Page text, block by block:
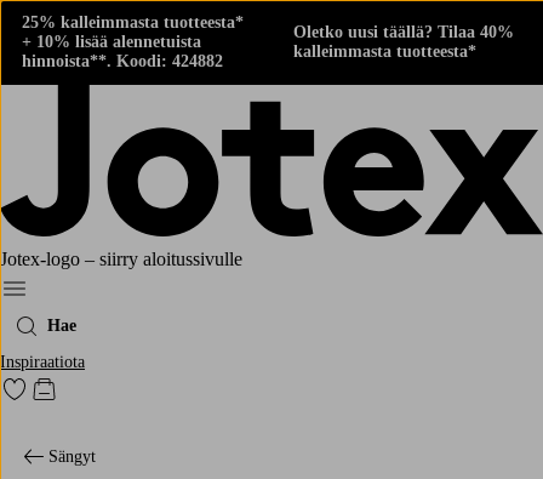
25% kalleimmasta tuotteesta*
+ 10% lisää alennetuista
hinnoista**. Koodi: 424882
Oletko uusi täällä? Tilaa 40%
kalleimmasta tuotteesta*
Jotex-logo – siirry aloitussivulle
Menu
Hae
Inspiraatiota
Siirry merkittyihin suosikkituotteisiin
Siirry ostoskoriin
Sängyt